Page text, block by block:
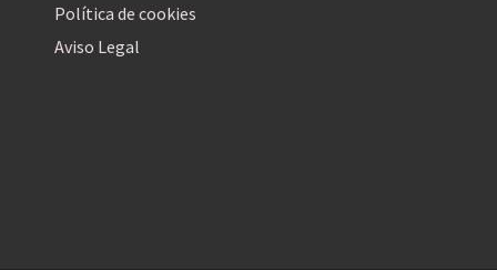
Política de cookies
Aviso Legal